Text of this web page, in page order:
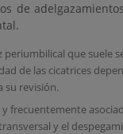
de
que suele
de las cicatrices
su revisión.
frecuentemente
y el